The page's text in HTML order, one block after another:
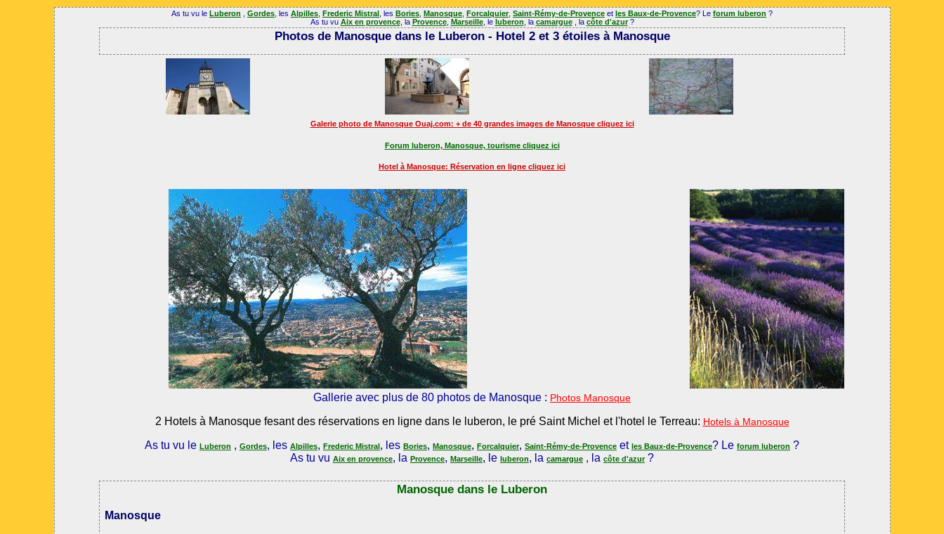
As tu vu le Luberon Gordes , les Alpilles Frederic Mistral , les Bories Manosque Forcalquier, Saint-Rémy-de-Provence et les Baux-de-Provence? Le forum luberon ?
As tu vu Aix en provence, la Provence, Marseille, le luberon , la camargue, la côte d'azur?
Photos de Manosque dans le Luberon - Hotel 2 et 3 étoiles à Manosque
Galerie photo de Manosque Ouaj.com: + de 40 grandes images de Manosque cliquez ici
Forum luberon, Manosque, tourisme cliquez ici
Hotel à Manosque: Réservation en ligne cliquez ici
Gallerie avec plus de 80 photos de Manosque : Photos Manosque
2 Hotels à Manosque fesant des réservations en ligne dans le luberon, le pré Saint Michel et l'hotel le Terreau: Hotels à Manosque
As tu vu le Luberon , Gordes, les Alpilles, Frederic Mistral, les Bories, Manosque, Forcalquier, Saint-Rémy-de-Provence et les Baux-de-Provence? Le forum luberon ?
As tu vu Aix en provence, la Provence, Marseille, le luberon, la camargue , la côte d'azur?
Manosque dans le Luberon
Manosque